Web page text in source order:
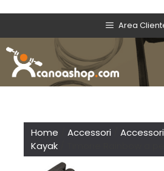
Area
Home Accessori
Kayak